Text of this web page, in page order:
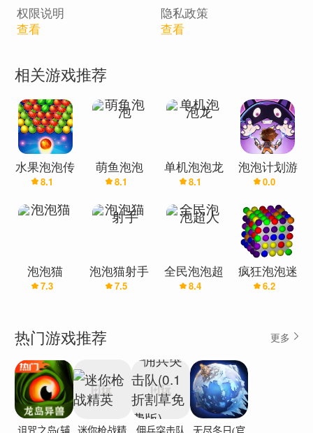
权限说明
查看
隐私政策
查看
相关游戏推荐
水果泡泡传
奇
8.1
萌鱼泡泡
8.1
单机泡泡龙
8.1
泡泡计划游
戏软件
0.0
泡泡猫
7.3
泡泡猫射手
7.5
全民泡泡超
人
8.4
疯狂泡泡迷
6.2
热门游戏推荐 更多
诅咒之岛(辅 迷你枪战精 佣兵突击队 无尽冬日(官